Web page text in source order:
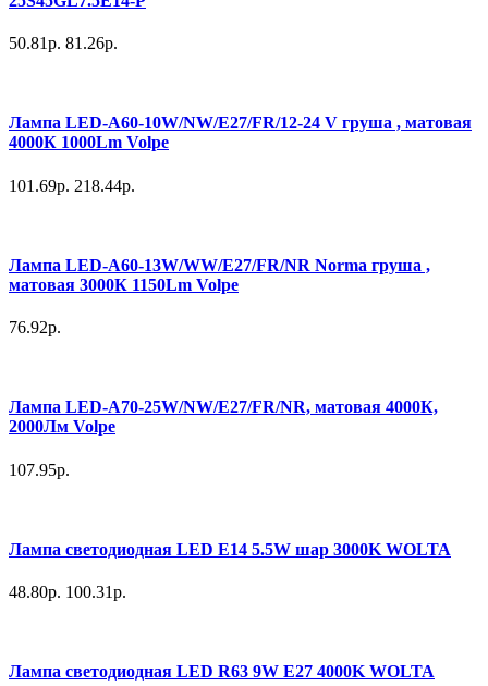
50.81р. 81.26р.
Лампа LED-A60-10W/NW/E27/FR/12-24 V груша , матовая
4000К 1000Lm Volpe
101.69р. 218.44р.
Лампа LED-A60-13W/WW/E27/FR/NR Norma груша ,
матовая 3000К 1150Lm Volpe
76.92р.
Лампа LED-A70-25W/NW/E27/FR/NR, матовая 4000К,
2000Лм Volpe
107.95р.
Лампа светодиодная LED E14 5.5W шар 3000K WOLTA
48.80р. 100.31р.
Лампа светодиодная LED R63 9W E27 4000K WOLTA